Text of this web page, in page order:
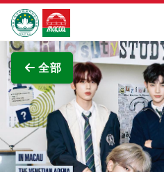
跳至主内容
澳门特别行政区政府旅游局
全部